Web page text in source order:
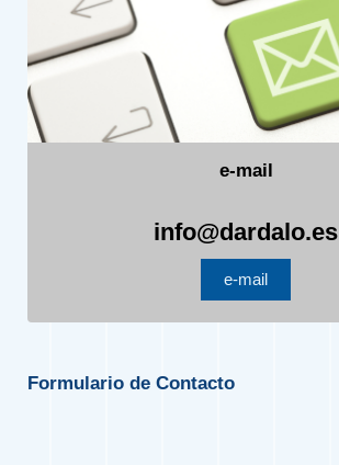
e-mail
info@dardalo.es
e-mail
Formulario de Contacto